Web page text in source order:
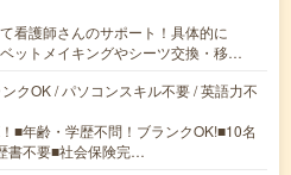
看護師さんのサポート！具体的に
ットメイキングやシーツ交換・移…
クOK / パソコンスキル不要 / 英語力不
■年齢・学歴不問！ブランクOK!■10名
書不要■社会保険完…